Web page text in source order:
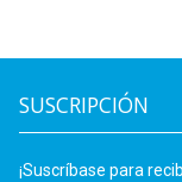
SUSCRIPCIÓN
¡Suscríbase para